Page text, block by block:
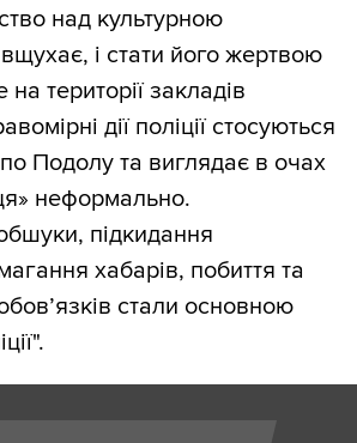
над культурною
і стати його жертвою
території закладів
дії поліції стосуються
по Подолу та виглядає в очах
неформально.
підкидання
хабарів, побиття та
стали основною